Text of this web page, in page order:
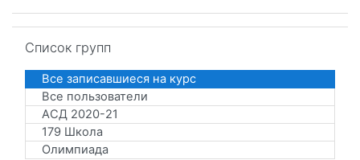
Список групп
Все записавшиеся на курс
Все пользователи
АСД 2020-21
179 Школа
Олимпиада